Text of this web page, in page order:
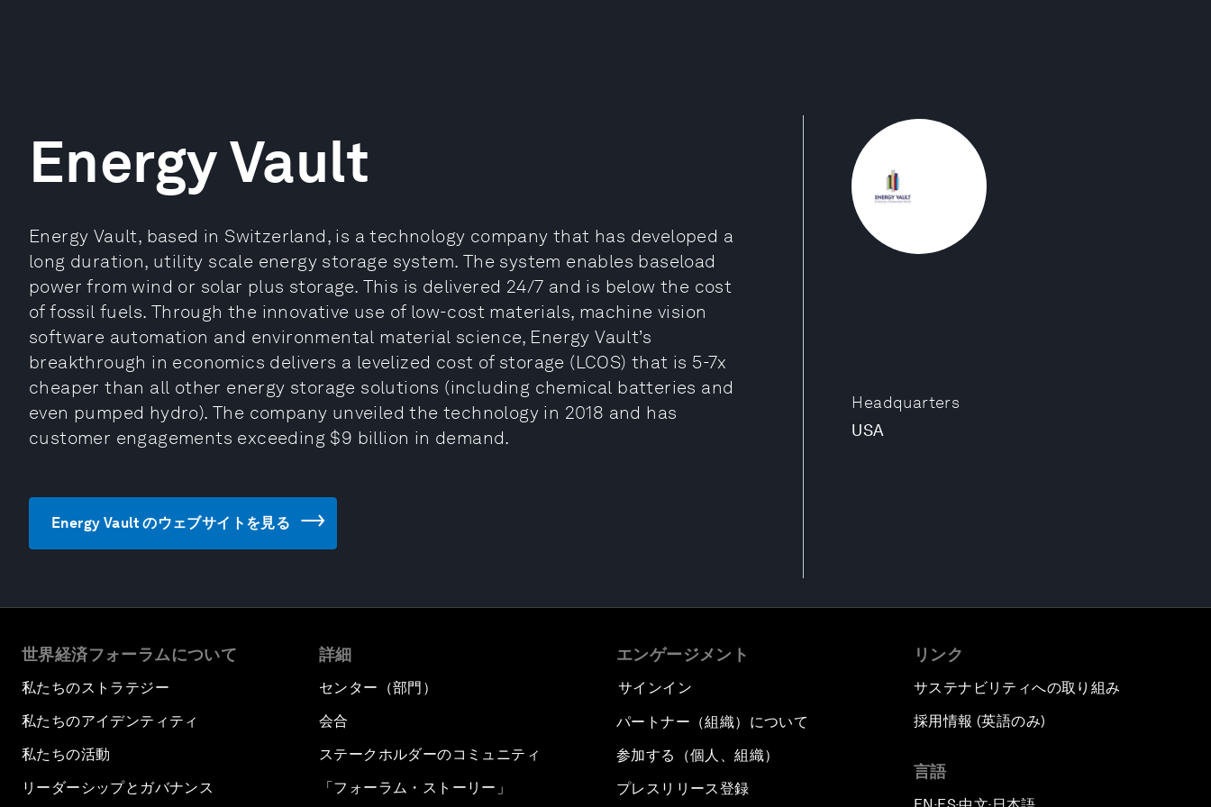
Headquarters
USA
Energy Vault
Energy Vault, based in Switzerland, is a technology company that has developed a
long duration, utility scale energy storage system. The system enables baseload
power from wind or solar plus storage. This is delivered 24/7 and is below the cost
of fossil fuels. Through the innovative use of low-cost materials, machine vision
software automation and environmental material science, Energy Vault’s
breakthrough in economics delivers a levelized cost of storage (LCOS) that is 5-7x
cheaper than all other energy storage solutions (including chemical batteries and
even pumped hydro). The company unveiled the technology in 2018 and has
customer engagements exceeding $9 billion in demand.
Energy Vault のウェブサイトを見る
世界経済フォーラムについて
私たちのストラテジー
私たちのアイデンティティ
私たちの活動
リーダーシップとガバナンス
詳細
センター（部門）
会合
ステークホルダーのコミュニティ
「フォーラム・ストーリー」
エンゲージメント
サインイン
パートナー（組織）について
参加する（個人、組織）
プレスリリース登録
リンク
サステナビリティへの取り組み
採用情報 (英語のみ)
言語
▪ ▪ ▪